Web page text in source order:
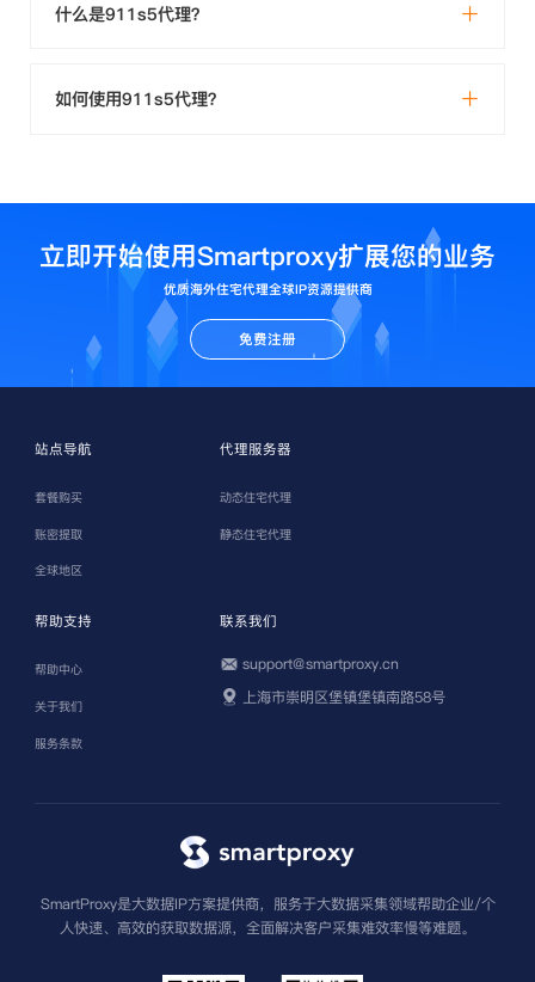
什么是911s5代理？
如何使用911s5代理？
立即开始使用Smartproxy扩展您的业务
优质海外住宅代理全球IP资源提供商
免费注册
站点导航
套餐购买
账密提取
全球地区
代理服务器
动态住宅代理
静态住宅代理
帮助支持
帮助中心
关于我们
服务条款
联系我们
support@smartproxy.cn
上海市崇明区堡镇堡镇南路58号
SmartProxy是大数据IP方案提供商，服务于大数据采集领域帮助企业/个
人快速、高效的获取数据源，全面解决客户采集难效率慢等难题。